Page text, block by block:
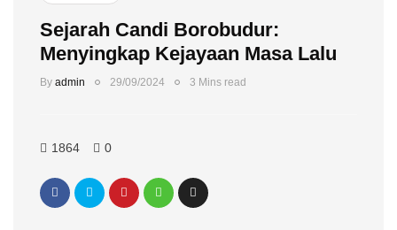
Sejarah Candi Borobudur:
Menyingkap Kejayaan Masa Lalu
By admin 29/09/2024 3 Mins read
1864 0